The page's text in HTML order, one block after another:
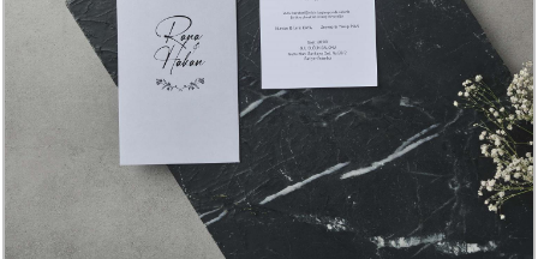
Yeni
Sözleri
Davetiye
kimiz?